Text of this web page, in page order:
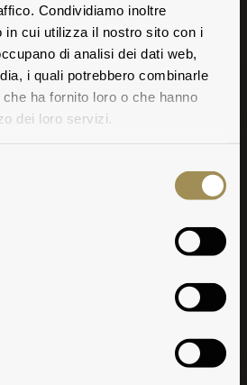
Condividiamo inoltre
in cui utilizza il nostro sito con i
di analisi dei dati web,
i quali potrebbero combinarle
ha fornito loro o che hanno
dei loro servizi.